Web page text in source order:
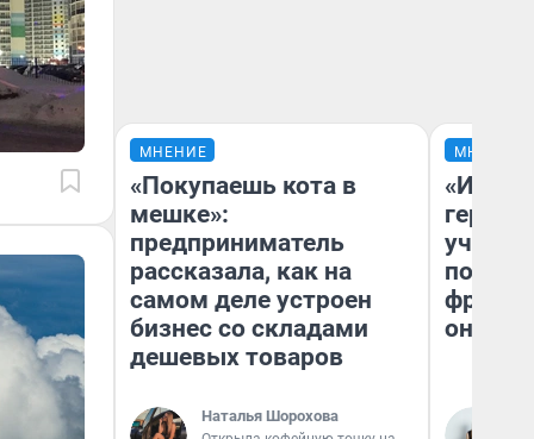
МНЕНИЕ
«Покупаешь кота в
мешке»:
предприниматель
рассказала, как на
самом деле устроен
бизнес со складами
дешевых товаров
Наталья Шорохова
МНЕНИЕ
герои
учит
она